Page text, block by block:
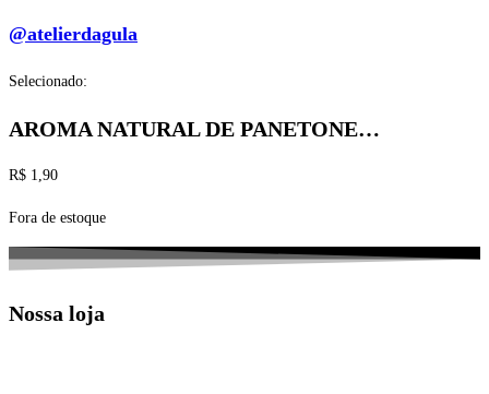
@atelierdagula
Selecionado:
AROMA NATURAL DE PANETONE…
R$ 1,90
Fora de estoque
Nossa loja